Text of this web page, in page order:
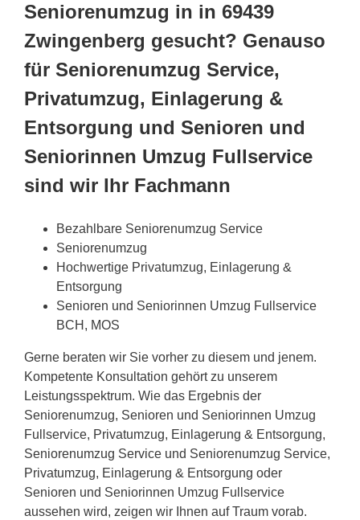
Seniorenumzug in in 69439
Zwingenberg gesucht? Genauso
für Seniorenumzug Service,
Privatumzug, Einlagerung &
Entsorgung und Senioren und
Seniorinnen Umzug Fullservice
sind wir Ihr Fachmann
Bezahlbare Seniorenumzug Service
Seniorenumzug
Hochwertige Privatumzug, Einlagerung &
Entsorgung
Senioren und Seniorinnen Umzug Fullservice
BCH, MOS
Gerne beraten wir Sie vorher zu diesem und jenem.
Kompetente Konsultation gehört zu unserem
Leistungsspektrum. Wie das Ergebnis der
Seniorenumzug, Senioren und Seniorinnen Umzug
Fullservice, Privatumzug, Einlagerung & Entsorgung,
Seniorenumzug Service und Seniorenumzug Service,
Privatumzug, Einlagerung & Entsorgung oder
Senioren und Seniorinnen Umzug Fullservice
aussehen wird, zeigen wir Ihnen auf Traum vorab.